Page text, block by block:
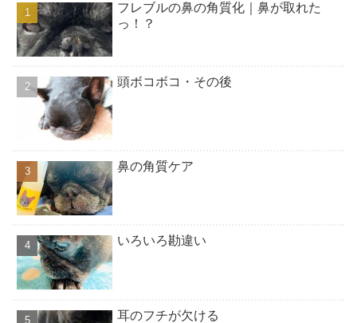
フレブルの鼻の角質化｜鼻が取れた
っ！？
頭ボコボコ・その後
鼻の角質ケア
いろいろ勘違い
耳のフチが欠ける